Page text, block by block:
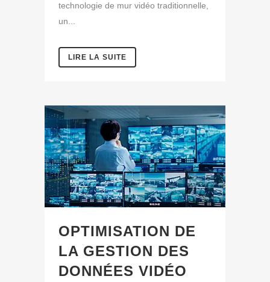
technologie de mur vidéo traditionnelle,
un...
LIRE LA SUITE
OPTIMISATION DE
LA GESTION DES
DONNÉES VIDÉO